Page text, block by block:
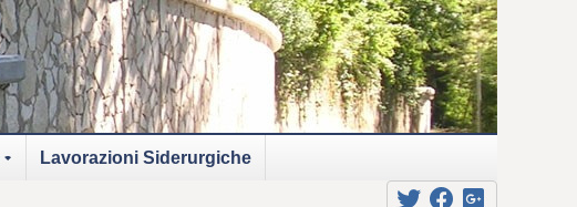
Lavorazioni Siderurgiche